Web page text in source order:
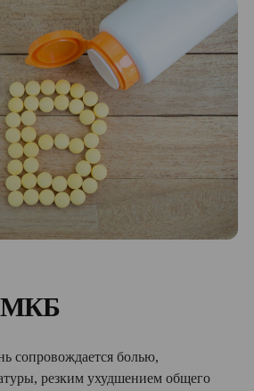
МКБ
сопровождается болью,
резким ухудшением общего